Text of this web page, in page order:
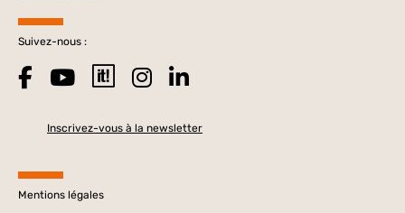
Suivez-nous :
Inscrivez-vous à la newsletter
Mentions légales